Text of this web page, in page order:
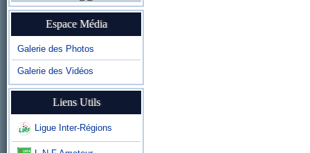
Espace Média
Galerie des Photos
Galerie des Vidéos
Liens Utils
Ligue Inter-Régions